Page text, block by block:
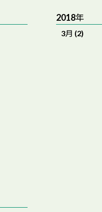
2018年
3月 (2)